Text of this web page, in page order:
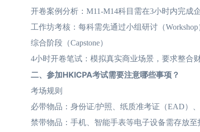
开卷案例分析：M11-M14科目需在3小时内完成企
工作坊考核：每科需先通过小组研讨（Workshop
综合阶段（Capstone）
4小时开卷笔试：模拟真实商业场景，要求整合财
二、参加HKICPA考试需要注意哪些事项？
考场规则
必带物品：身份证/护照、纸质准考证（EAD）、
禁带物品：手机、智能手表等电子设备需存放至